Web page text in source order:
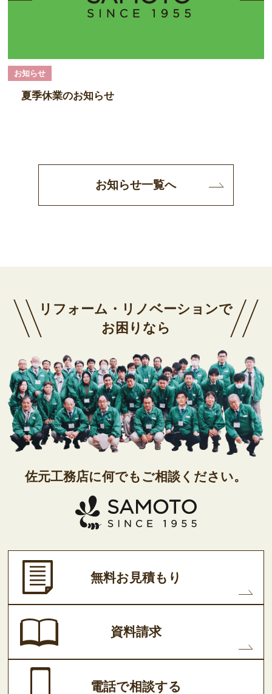
お知らせ
夏季休業のお知らせ
お知らせ一覧へ
リフォーム・リノベーションで
お困りなら
佐元工務店に何でもご相談ください。
無料お見積もり
資料請求
電話で相談する